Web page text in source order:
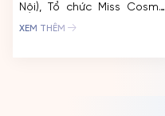
Nội), Tổ chức Miss Cosmo
đã công bố danh sách và
XEM THÊM